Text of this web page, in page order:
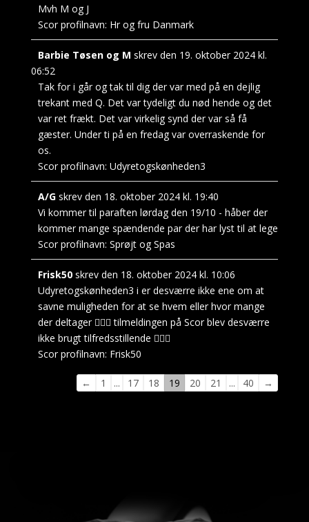
Mvh M og J
Scor profilnavn: Hr og fru Danmark
Barbie Tøsen og M skrev den 19. oktober 2024 kl.
06:52
Tak for i går og tak til dig der var med på en dejlig
trekant med Q. Det var tydeligt du nød hende og det
var ret frækt. Det var virkelig synd der var så få
gæster. Under ti på en fredag var overraskende for
os.
Scor profilnavn: Udyretogskønheden3
A/G skrev den 18. oktober 2024 kl. 19:40
Vi kommer til paraften lørdag den 19/10 - håber der
kommer mange spændende par der har lyst til at lege
Scor profilnavn: Sprøjt og Spas
Frisk50 skrev den 18. oktober 2024 kl. 10:06
Udyretogskønheden3 i er desværre ikke ene om at
savne muligheden for at se hvem eller hvor mange
der deltager 🤷🏼‍♂️ tilmeldingen på Scor blev desværre
ikke brugt tilfredsstillende 🤷🏼‍♂️
Scor profilnavn: Frisk50
Navigation
← 1 ... 17 18 19 20 21 ... 40 →